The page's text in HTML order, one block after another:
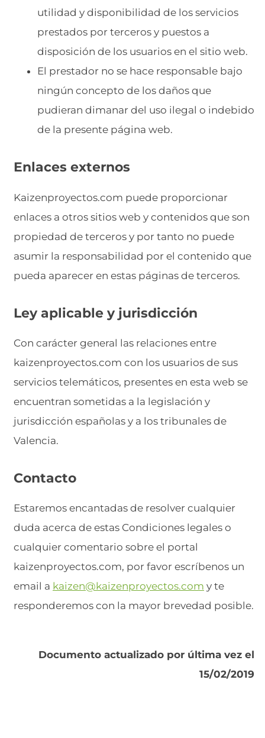
utilidad y disponibilidad de los servicios
prestados por terceros y puestos a
disposición de los usuarios en el sitio web.
El prestador no se hace responsable bajo
ningún concepto de los daños que
pudieran dimanar del uso ilegal o indebido
de la presente página web.
Enlaces externos
Kaizenproyectos.com puede proporcionar
enlaces a otros sitios web y contenidos que son
propiedad de terceros y por tanto no puede
asumir la responsabilidad por el contenido que
pueda aparecer en estas páginas de terceros.
Ley aplicable y jurisdicción
Con carácter general las relaciones entre
kaizenproyectos.com con los usuarios de sus
servicios telemáticos, presentes en esta web se
encuentran sometidas a la legislación y
jurisdicción españolas y a los tribunales de
Valencia.
Contacto
Estaremos encantadas de resolver cualquier
duda acerca de estas Condiciones legales o
cualquier comentario sobre el portal
kaizenproyectos.com, por favor escríbenos un
email a kaizen@kaizenproyectos.com y te
responderemos con la mayor brevedad posible.
Documento actualizado por última vez el
15/02/2019